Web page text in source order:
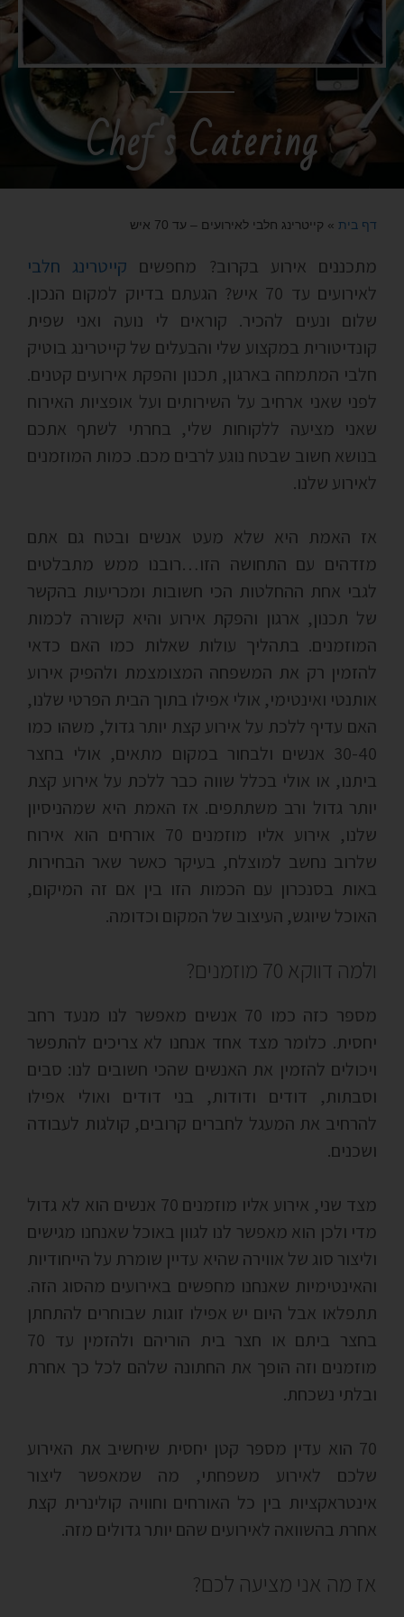
Chef's Catering
דף בית » קייטרינג חלבי לאירועים – עד 70 איש
מתכננים אירוע בקרוב? מחפשים קייטרינג חלבי
לאירועים עד 70 איש? הגעתם בדיוק למקום הנכון.
שלום ונעים להכיר. קוראים לי נועה ואני שפית
קונדיטורית במקצוע שלי והבעלים של קייטרינג בוטיק
חלבי המתמחה בארגון, תכנון והפקת אירועים קטנים.
לפני שאני ארחיב על השירותים ועל אופציות האירוח
שאני מציעה ללקוחות שלי, בחרתי לשתף אתכם
בנושא חשוב שבטח נוגע לרבים מכם. כמות המוזמנים
לאירוע שלנו.
אז האמת היא שלא מעט אנשים ובטח גם אתם
מזדהים עם התחושה הזו…רובנו ממש מתבלטים
לגבי אחת ההחלטות הכי חשובות ומכריעות בהקשר
של תכנון, ארגון והפקת אירוע והיא קשורה לכמות
המוזמנים. בתהליך עולות שאלות כמו האם כדאי
להזמין רק את המשפחה המצומצמת ולהפיק אירוע
אותנטי ואינטימי, אולי אפילו בתוך הבית הפרטי שלנו,
האם עדיף ללכת על אירוע קצת יותר גדול, משהו כמו
30-40 אנשים ולבחור במקום מתאים, אולי בחצר
ביתנו, או אולי בכלל שווה כבר ללכת על אירוע קצת
יותר גדול ורב משתתפים. אז האמת היא שמהניסיון
שלנו, אירוע אליו מוזמנים 70 אורחים הוא אירוח
שלרוב נחשב למוצלח, בעיקר כאשר שאר הבחירות
באות בסנכרון עם הכמות הזו בין אם זה המיקום,
האוכל שיוגש, העיצוב של המקום וכדומה.
ולמה דווקא 70 מוזמנים?
מספר כזה כמו 70 אנשים מאפשר לנו מנעד רחב
יחסית. כלומר מצד אחד אנחנו לא צריכים להתפשר
ויכולים להזמין את האנשים שהכי חשובים לנו: סבים
וסבתות, דודים ודודות, בני דודים ואולי אפילו
להרחיב את המעגל לחברים קרובים, קולגות לעבודה
ושכנים.
מצד שני, אירוע אליו מוזמנים 70 אנשים הוא לא גדול
מדי ולכן הוא מאפשר לנו לגוון באוכל שאנחנו מגישים
וליצור סוג של אווירה שהיא עדיין שומרת על הייחודיות
והאינטימיות שאנחנו מחפשים באירועים מהסוג הזה.
תתפלאו אבל היום יש אפילו זוגות שבוחרים להתחתן
בחצר ביתם או חצר בית הוריהם ולהזמין עד 70
מוזמנים וזה הופך את החתונה שלהם לכל כך אחרת
ובלתי נשכחת.
70 הוא עדין מספר קטן יחסית שיחשיב את האירוע
שלכם לאירוע משפחתי, מה שמאפשר ליצור
אינטראקציות בין כל האורחים וחוויה קולינרית קצת
אחרת בהשוואה לאירועים שהם יותר גדולים מזה.
אז מה אני מציעה לכם?